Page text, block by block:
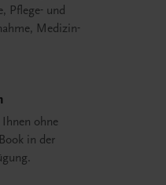
Pflege- und
Medizin-
ohne
in der